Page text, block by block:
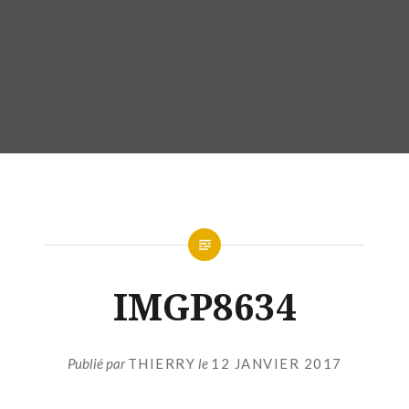
IMGP8634
Publié parTHIERRY le 12 JANVIER 2017